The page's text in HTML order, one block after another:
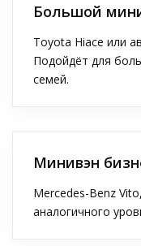
Большой
Toyota Hiace или
Подойдёт для
семей.
Минивэн
Mercedes-Benz
аналогичного